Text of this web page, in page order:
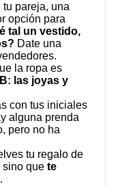
opción para
tal un vestido,
Date una
la ropa es
las joyas y
con tus iniciales
alguna prenda
pero no ha
tu regalo de
sino que te
.